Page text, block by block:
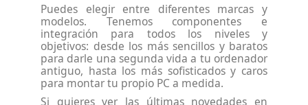
Puedes elegir entre diferentes marcas y
modelos. Tenemos componentes e
integración para todos los niveles y
objetivos: desde los más sencillos y baratos
para darle una segunda vida a tu ordenador
antiguo, hasta los más sofisticados y caros
para montar tu propio PC a medida.
Si quieres ver las últimas novedades en